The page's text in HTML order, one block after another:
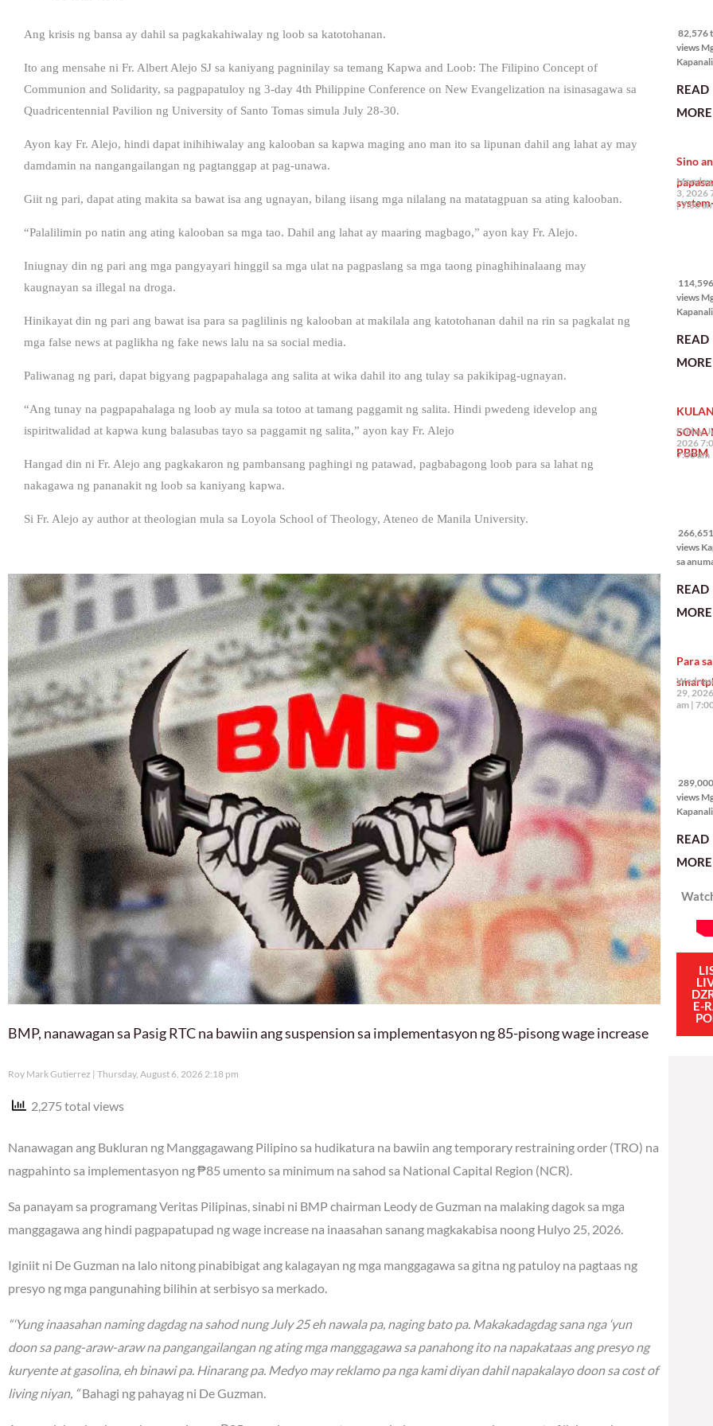
Ang krisis ng bansa ay dahil sa pagkakahiwalay ng loob sa katotohanan.
Ito ang mensahe ni Fr. Albert Alejo SJ sa kaniyang pagninilay sa temang Kapwa and Loob: The Filipino Concept of
Communion and Solidarity, sa pagpapatuloy ng 3-day 4th Philippine Conference on New Evangelization na isinasagawa sa
Quadricentennial Pavilion ng University of Santo Tomas simula July 28-30.
Ayon kay Fr. Alejo, hindi dapat inihihiwalay ang kalooban sa kapwa maging ano man ito sa lipunan dahil ang lahat ay may
damdamin na nangangailangan ng pagtanggap at pag-unawa.
Giit ng pari, dapat ating makita sa bawat isa ang ugnayan, bilang iisang mga nilalang na matatagpuan sa ating kalooban.
“Palalilimin po natin ang ating kalooban sa mga tao. Dahil ang lahat ay maaring magbago,” ayon kay Fr. Alejo.
Iniugnay din ng pari ang mga pangyayari hinggil sa mga ulat na pagpaslang sa mga taong pinaghihinalaang may
kaugnayan sa illegal na droga.
Hinikayat din ng pari ang bawat isa para sa paglilinis ng kalooban at makilala ang katotohanan dahil na rin sa pagkalat ng
mga false news at paglikha ng fake news lalu na sa social media.
Paliwanag ng pari, dapat bigyang pagpapahalaga ang salita at wika dahil ito ang tulay sa pakikipag-ugnayan.
“Ang tunay na pagpapahalaga ng loob ay mula sa totoo at tamang paggamit ng salita. Hindi pwedeng idevelop ang
ispiritwalidad at kapwa kung balasubas tayo sa paggamit ng salita,” ayon kay Fr. Alejo
Hangad din ni Fr. Alejo ang pagkakaron ng pambansang paghingi ng patawad, pagbabagong loob para sa lahat ng
nakagawa ng pananakit ng loob sa kaniyang kapwa.
Si Fr. Alejo ay author at theologian mula sa Loyola School of Theology, Ateneo de Manila University.
BMP, nanawagan sa Pasig RTC na bawiin ang suspension sa implementasyon ng 85-pisong wage increase
Roy Mark Gutierrez Thursday, August 6, 2026 2:18 pm
2,275 total views
Nanawagan ang Bukluran ng Manggagawang Pilipino sa hudikatura na bawiin ang temporary restraining order (TRO) na
nagpahinto sa implementasyon ng ₱85 umento sa minimum na sahod sa National Capital Region (NCR).
Sa panayam sa programang Veritas Pilipinas, sinabi ni BMP chairman Leody de Guzman na malaking dagok sa mga
manggagawa ang hindi pagpapatupad ng wage increase na inaasahan sanang magkakabisa noong Hulyo 25, 2026.
Iginiit ni De Guzman na lalo nitong pinabibigat ang kalagayan ng mga manggagawa sa gitna ng patuloy na pagtaas ng
presyo ng mga pangunahing bilihin at serbisyo sa merkado.
“‘Yung inaasahan naming dagdag na sahod nung July 25 eh nawala pa, naging bato pa. Makakadagdag sana nga ‘yun
doon sa pang-araw-araw na pangangailangan ng ating mga manggagawa sa panahong ito na napakataas ang presyo ng
kuryente at gasolina, eh binawi pa. Hinarang pa. Medyo may reklamo pa nga kami diyan dahil napakalayo doon sa cost of
living niyan, “Bahagi ng pahayag ni De Guzman.
82,576
views
Japanese
the
bahay
READ
MORE
Sino
3, 2026
7:00
views
State of
Marcos
READ
MORE
SONA
PBBM
Friday,
2026
7:00 am
views
sa
planong
usapin
sadyang
READ
MORE
Para
29,
am
views
manalo ng
Ganito
social
mahigit
READ
MORE
E-